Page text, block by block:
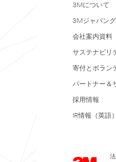
3Mについて
3Mジャパン
会社案内資料
サステナビリ
寄付とボラン
パートナー＆
採用情報
IR情報（英語）